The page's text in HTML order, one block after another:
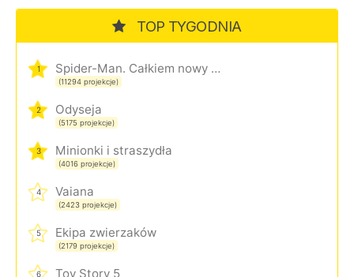
TOP TYGODNIA
1 Spider-Man. Całkiem nowy dzień
(11294 projekcje)
2 Odyseja
(5175 projekcje)
3 Minionki i straszydła
(4016 projekcje)
4 Vaiana
(2423 projekcje)
5 Ekipa zwierzaków
(2179 projekcje)
6 Toy Story 5